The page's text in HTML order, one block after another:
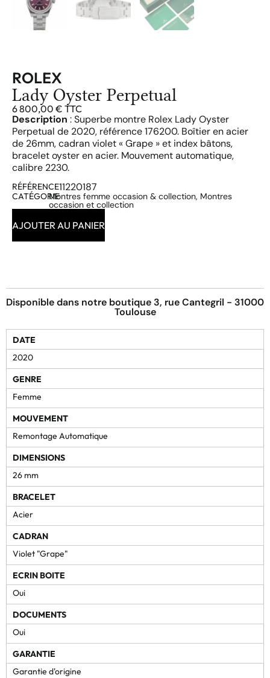
ROLEX
Lady Oyster Perpetual
6 800,00 € TTC
Description : Superbe montre Rolex Lady Oyster
Perpetual de 2020, référence 176200. Boîtier en acier
de 26mm, cadran violet « Grape » et index bâtons,
bracelet oyster en acier. Mouvement automatique,
calibre 2230.
RÉFÉRENCE11220187
CATÉGORIEMontres femme occasion & collection, Montres
occasion et collection
AJOUTER AU PANIER
Disponible dans notre boutique 3, rue Cantegril - 31000
Toulouse
DATE
2020
GENRE
Femme
MOUVEMENT
Remontage Automatique
DIMENSIONS
26 mm
BRACELET
Acier
CADRAN
Violet "Grape"
ECRIN BOITE
Oui
DOCUMENTS
Oui
GARANTIE
Garantie d'origine